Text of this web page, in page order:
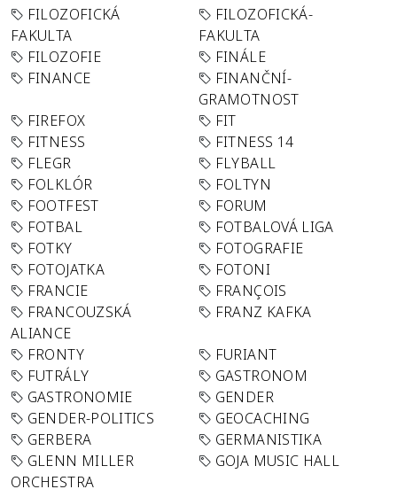
FILOZOFICKÁ
FAKULTA
FILOZOFICKÁ-
FAKULTA
FILOZOFIE
FINÁLE
FINANCE
FINANČNÍ-
GRAMOTNOST
FIREFOX
FIT
FITNESS
FITNESS 14
FLEGR
FLYBALL
FOLKLÓR
FOLTYN
FOOTFEST
FORUM
FOTBAL
FOTBALOVÁ LIGA
FOTKY
FOTOGRAFIE
FOTOJATKA
FOTONI
FRANCIE
FRANÇOIS
FRANCOUZSKÁ
ALIANCE
FRANZ KAFKA
FRONTY
FURIANT
FUTRÁLY
GASTRONOM
GASTRONOMIE
GENDER
GENDER-POLITICS
GEOCACHING
GERBERA
GERMANISTIKA
GLENN MILLER
ORCHESTRA
GOJA MUSIC HALL